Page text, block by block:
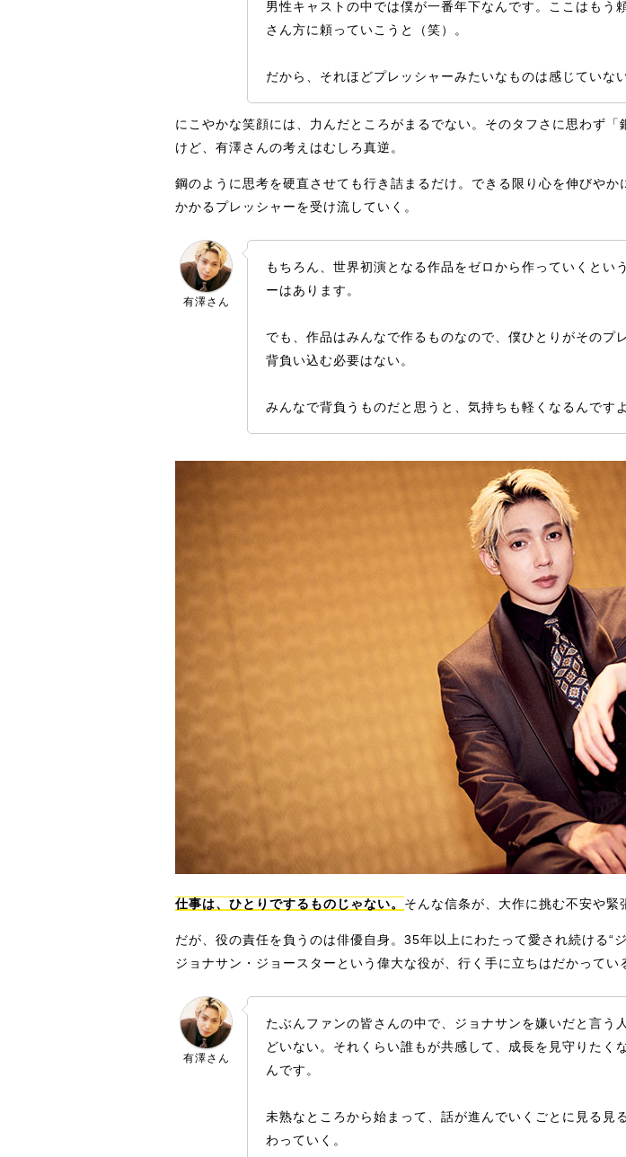
男性キャストの中では僕が一番年下なんです。ここはもう
さん方に頼っていこうと（笑）。
だから、それほどプレッシャーみたいなものは感じていない
にこやかな笑顔には、力んだところがまるでない。そのタフさに思わず「
けど、有澤さんの考えはむしろ真逆。
鋼のように思考を硬直させても行き詰まるだけ。できる限り心を伸びやか
かかるプレッシャーを受け流していく。
有澤さん
もちろん、世界初演となる作品をゼロから作っていくとい
ーはあります。
でも、作品はみんなで作るものなので、僕ひとりがそのプ
背負い込む必要はない。
みんなで背負うものだと思うと、気持ちも軽くなるんです
仕事は、ひとりでするものじゃない。 そんな信条が、大作に挑む不安や緊
だが、役の責任を負うのは俳優自身。35年以上にわたって愛され続ける“
ジョナサン・ジョースターという偉大な役が、行く手に立ちはだかってい
有澤さん
たぶんファンの皆さんの中で、ジョナサンを嫌いだと言う
どいない。それくらい誰もが共感して、成長を見守りたく
んです。
未熟なところから始まって、話が進んでいくごとに見る見
わっていく。